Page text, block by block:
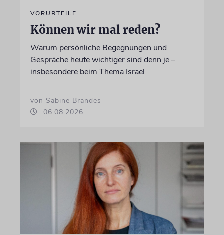
VORURTEILE
Können wir mal reden?
Warum persönliche Begegnungen und
Gespräche heute wichtiger sind denn je –
insbesondere beim Thema Israel
von Sabine Brandes
06.08.2026